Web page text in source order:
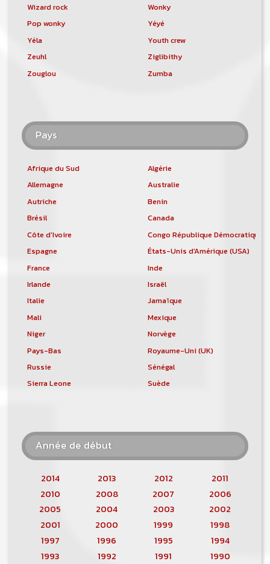
Wizard rock
Wonky
Pop wonky
Yéyé
Yéla
Youth crew
Zeuhl
Ziglibithy
Zouglou
Zumba
Pays
Afrique du Sud
Algérie
Allemagne
Australie
Autriche
Benin
Brésil
Canada
Côte d'Ivoire
Congo République Démocratique
Espagne
États-Unis d'Amérique (USA)
France
Inde
Irlande
Israël
Italie
Jamaïque
Mali
Mexique
Niger
Norvège
Pays-Bas
Royaume-Uni (UK)
Russie
Sénégal
Sierra Leone
Suède
Année de début
2014 2013 2012
2011
2010
2008 2007
2006
2005
2004 2003
2002
2001
2000 1999
1998
1997
1996 1995
1994
1993
1992 1991
1990